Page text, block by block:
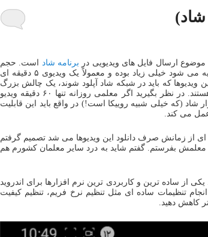
شاد)
موضوع ارسال فایل های ویدیویی در برنامه شاد است. حجم
فایل های ویدیویی که نوعا توسط دوربین های گوشی تهیه می شود خیلی زیاد بوده و معمولاً یک ویدیوی ۵ دقیقه ای
حجم این ویدیوها که باید در شبکه شاد آپلود شوند، یک چالش بزرگ
است که اکثر معلمها و البته دانش آموزان با آن درگیر هستند. در نظر بگیرید اگر معلمی روزانه تنها ۶۰ دقیقه ویدیو
خود نرم افزار شاد (که خیلی شبیه روییکا است!) در واقع باید این قابلیت
عمل می کند.
از زمانش صرف دانلود این ویدیوها می شد تصمیم گرفتم
معلمش بفرستم. گفتم شاید به درد سایر معلمان کشورم هم
از ساده ترین و کاربردی ترین نرم افزارها برای اندروید
تنظیمات ساده ای مثل تنظیم نرخ فریم، تنظیم کیفیت
کاهش دهید.